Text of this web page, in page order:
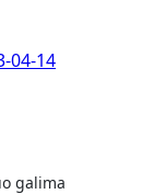
04-14